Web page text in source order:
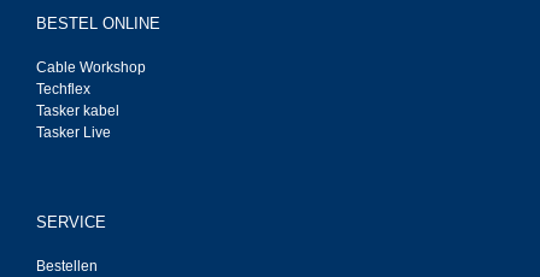
BESTEL ONLINE
Cable Workshop
Techflex
Tasker kabel
Tasker Live
SERVICE
Bestellen